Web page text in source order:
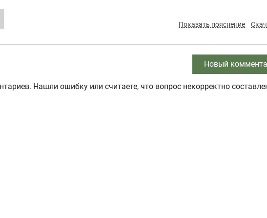
Показать пояснение
Новый
Нашли ошибку или считаете, что вопрос некорректно